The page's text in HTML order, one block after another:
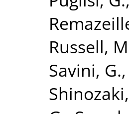
Russell,
Savini, G.,